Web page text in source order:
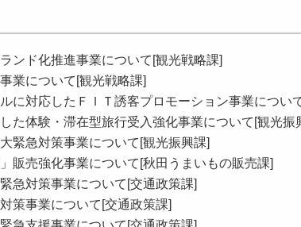
ンド化推進事業について[観光戦略課]
業について[観光戦略課]
に対応したＦＩＴ誘客プロモーション事業につい
た体験・滞在型旅行受入強化事業について[観光振
緊急対策事業について[観光振興課]
販売強化事業について[秋田うまいもの販売課]
急対策事業について[交通政策課]
策事業について[交通政策課]